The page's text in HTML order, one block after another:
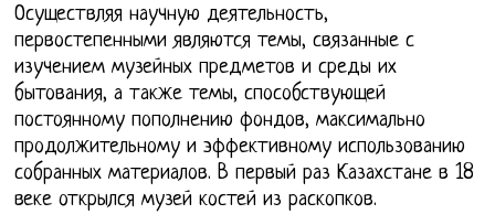
Осуществляя научную деятельность,
первостепенными являются темы, связанные с
изучением музейных предметов и среды их
бытования, а также темы, способствующей
постоянному пополнению фондов, максимально
продолжительному и эффективному использованию
собранных материалов. В первый раз Казахстане в 18
веке открылся музей костей из раскопков.